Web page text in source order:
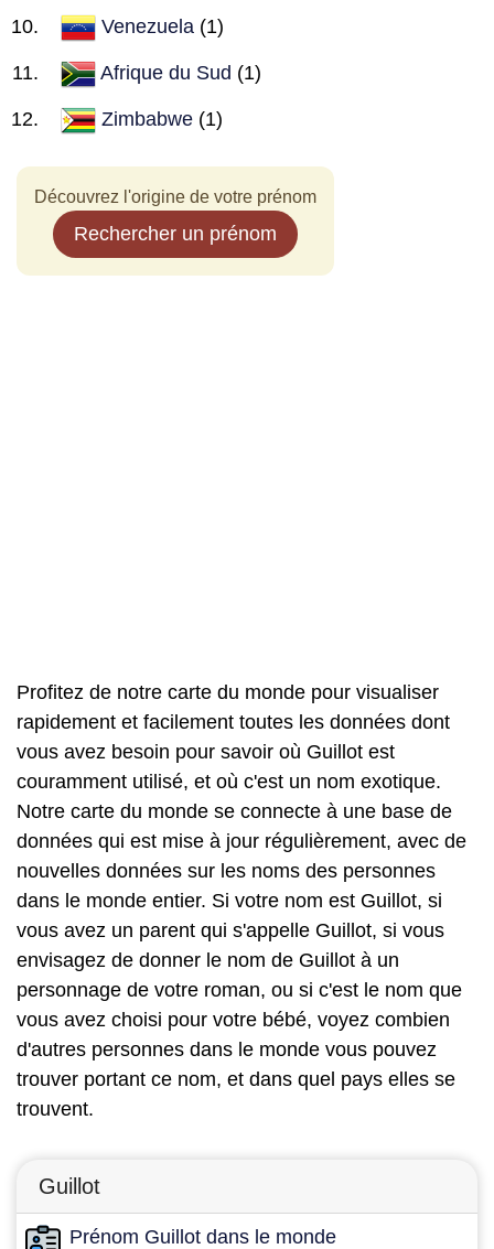
Venezuela (1)
Afrique du Sud (1)
Zimbabwe (1)
Découvrez l'origine de votre prénom
Rechercher un prénom
Profitez de notre carte du monde pour visualiser
rapidement et facilement toutes les données dont
vous avez besoin pour savoir où Guillot est
couramment utilisé, et où c'est un nom exotique.
Notre carte du monde se connecte à une base de
données qui est mise à jour régulièrement, avec de
nouvelles données sur les noms des personnes
dans le monde entier. Si votre nom est Guillot, si
vous avez un parent qui s'appelle Guillot, si vous
envisagez de donner le nom de Guillot à un
personnage de votre roman, ou si c'est le nom que
vous avez choisi pour votre bébé, voyez combien
d'autres personnes dans le monde vous pouvez
trouver portant ce nom, et dans quel pays elles se
trouvent.
Guillot
Prénom Guillot dans le monde